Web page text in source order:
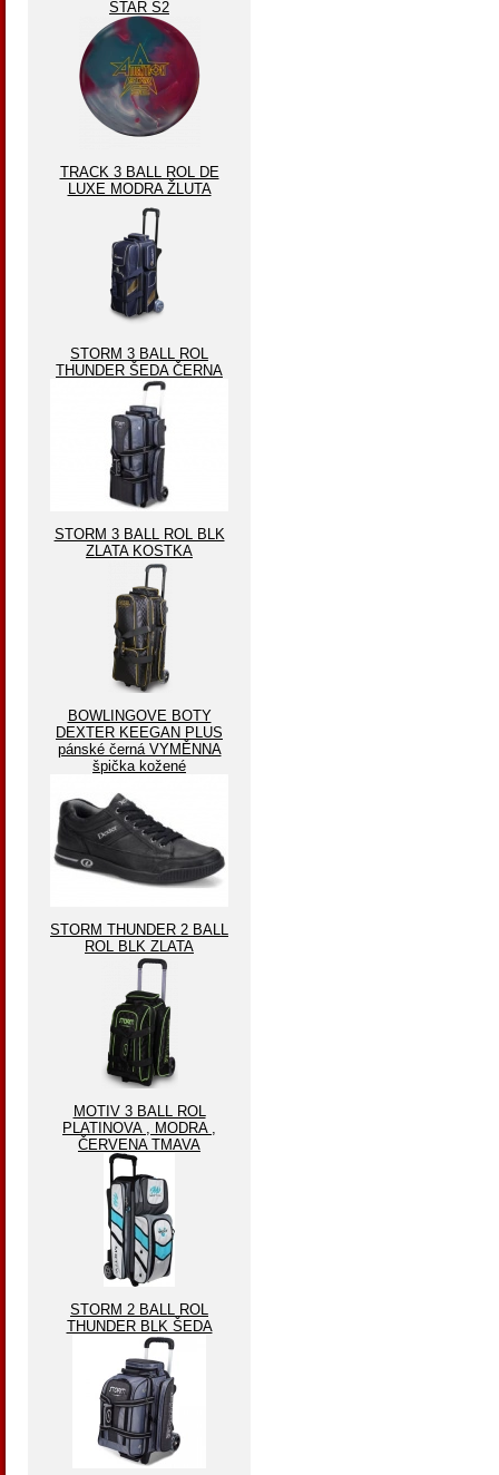
STAR S2
TRACK 3 BALL ROL DE
LUXE MODRA ŽLUTA
STORM 3 BALL ROL
THUNDER ŠEDA ČERNA
STORM 3 BALL ROL BLK
ZLATA KOSTKA
BOWLINGOVE BOTY
DEXTER KEEGAN PLUS
pánské černá VYMĚNNA
špička kožené
STORM THUNDER 2 BALL
ROL BLK ZLATA
MOTIV 3 BALL ROL
PLATINOVA , MODRA ,
ČERVENA TMAVA
STORM 2 BALL ROL
THUNDER BLK ŠEDA